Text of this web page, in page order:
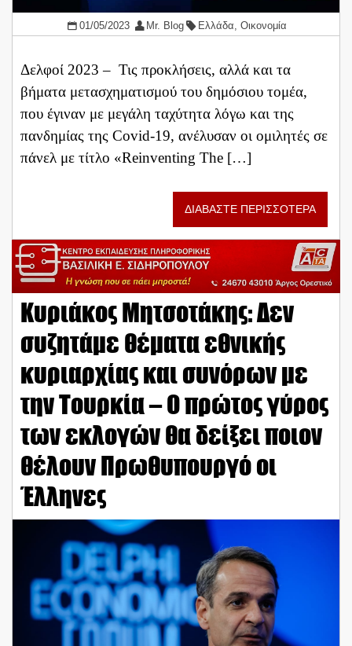
01/05/2023 Mr. Blog Ελλάδα ,Οικονομία
Δελφοί 2023 – Τις προκλήσεις, αλλά και τα
βήματα μετασχηματισμού του δημόσιου τομέα,
που έγιναν με μεγάλη ταχύτητα λόγω και της
πανδημίας της Covid-19, ανέλυσαν οι ομιλητές σε
πάνελ με τίτλο «Reinventing The […]
ΔΙΑΒΑΣΤΕ ΠΕΡΙΣΣΟΤΕΡΑ
Κυριάκος Μητσοτάκης: Δεν
συζητάμε θέματα εθνικής
κυριαρχίας και συνόρων με
την Τουρκία – Ο πρώτος γύρος
των εκλογών θα δείξει ποιον
θέλουν Πρωθυπουργό οι
Έλληνες